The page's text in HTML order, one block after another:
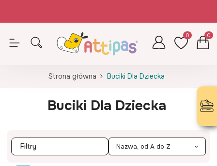
0 0
Strona główna Buciki Dla Dziecka
Buciki Dla Dziecka
Filtry Nazwa, od A do Z